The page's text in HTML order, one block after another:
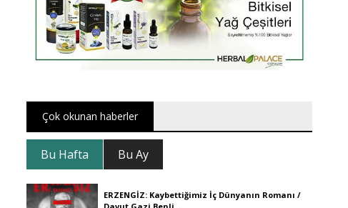
Çok okunan haberler
Bu Hafta Bu Ay
ERZENGİZ: Kaybettiğimiz İç Dünyanın Romanı /